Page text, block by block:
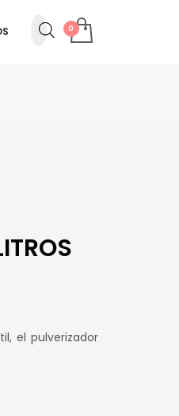
el pulverizador